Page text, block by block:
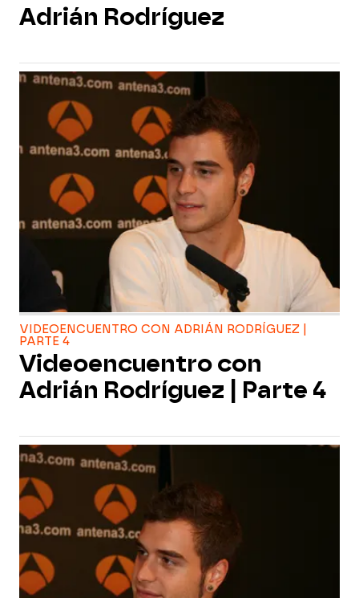
Adrián Rodríguez
VIDEOENCUENTRO CON ADRIÁN RODRÍGUEZ |
PARTE 4
Videoencuentro con
Adrián Rodríguez | Parte 4